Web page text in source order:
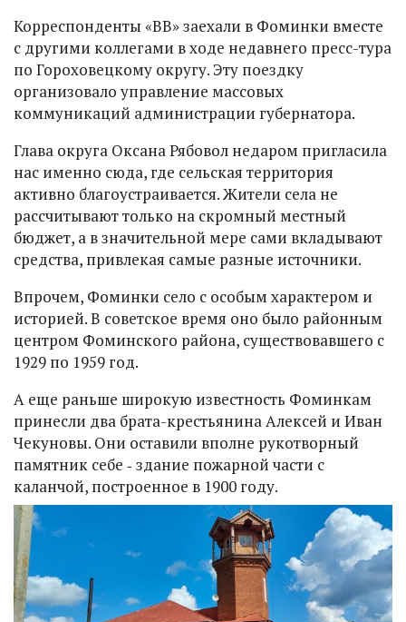
Корреспонденты «ВВ» заехали в Фоминки вместе
с другими коллегами в ходе недавнего пресс-тура
по Гороховецкому округу. Эту поездку
организовало управление массовых
коммуникаций администрации губернатора.
Глава округа Оксана Рябовол недаром пригласила
нас именно сюда, где сельская территория
активно благоустраивается. Жители села не
рассчитывают только на скромный местный
бюджет, а в значительной мере сами вкладывают
средства, привлекая самые разные источники.
Впрочем, Фоминки село с особым характером и
историей. В советское время оно было районным
центром Фоминского района, существовавшего с
1929 по 1959 год.
А еще раньше широкую известность Фоминкам
принесли два брата-крестьянина Алексей и Иван
Чекуновы. Они оставили вполне рукотворный
памятник себе ‑ здание пожарной части с
каланчой, построенное в 1900 году.